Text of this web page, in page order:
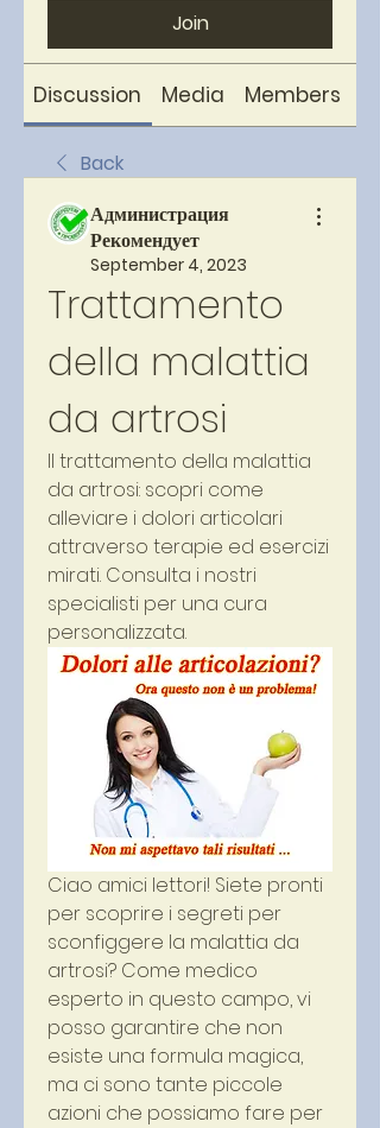
Join
Discussion Media Members
Back
Администрация
Рекомендует
September 4, 2023
Trattamento
della malattia
da artrosi
Il trattamento della malattia
da artrosi: scopri come
alleviare i dolori articolari
attraverso terapie ed esercizi
mirati. Consulta i nostri
specialisti per una cura
personalizzata.
Ciao amici lettori! Siete pronti
per scoprire i segreti per
sconfiggere la malattia da
artrosi? Come medico
esperto in questo campo, vi
posso garantire che non
esiste una formula magica,
ma ci sono tante piccole
azioni che possiamo fare per